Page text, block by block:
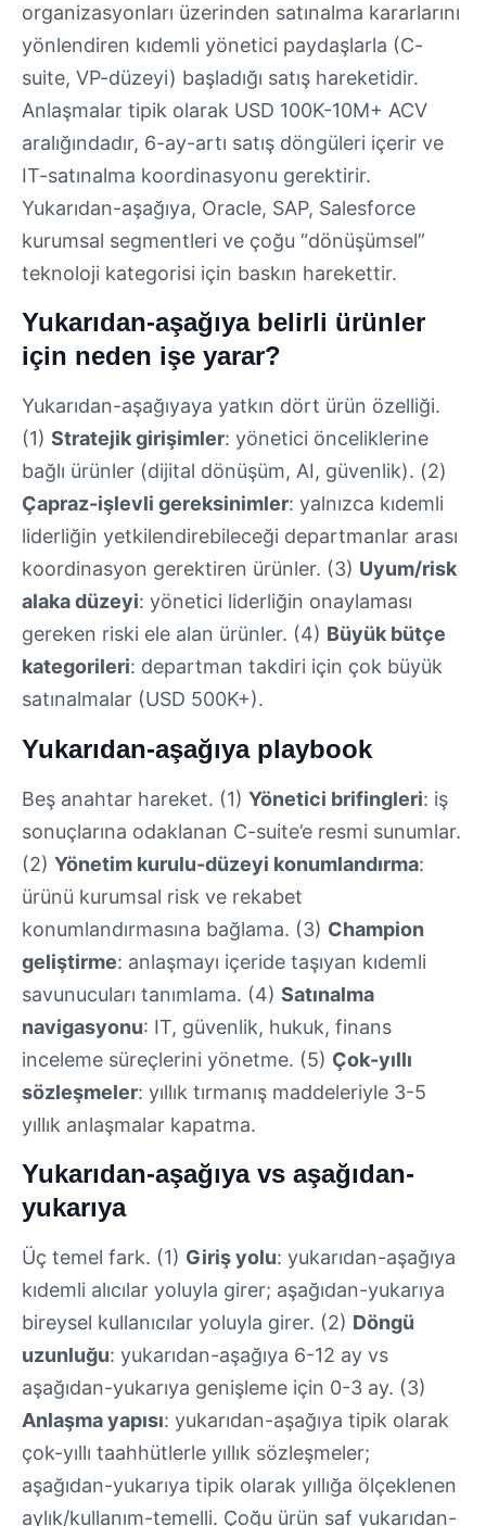
organizasyonları üzerinden satınalma kararlarını
yönlendiren kıdemli yönetici paydaşlarla (C-
suite, VP-düzeyi) başladığı satış hareketidir.
Anlaşmalar tipik olarak USD 100K-10M+ ACV
aralığındadır, 6-ay-artı satış döngüleri içerir ve
IT-satınalma koordinasyonu gerektirir.
Yukarıdan-aşağıya, Oracle, SAP, Salesforce
kurumsal segmentleri ve çoğu “dönüşümsel”
teknoloji kategorisi için baskın harekettir.
Yukarıdan-aşağıya belirli ürünler
için neden işe yarar?
Yukarıdan-aşağıyaya yatkın dört ürün özelliği.
(1) Stratejik girişimler: yönetici önceliklerine
bağlı ürünler (dijital dönüşüm, AI, güvenlik). (2)
Çapraz-işlevli gereksinimler: yalnızca kıdemli
liderliğin yetkilendirebileceği departmanlar arası
koordinasyon gerektiren ürünler. (3) Uyum/risk
alaka düzeyi: yönetici liderliğin onaylaması
gereken riski ele alan ürünler. (4) Büyük bütçe
kategorileri: departman takdiri için çok büyük
satınalmalar (USD 500K+).
Yukarıdan-aşağıya playbook
Beş anahtar hareket. (1) Yönetici brifingleri: iş
sonuçlarına odaklanan C-suite’e resmi sunumlar.
(2) Yönetim kurulu-düzeyi konumlandırma:
ürünü kurumsal risk ve rekabet
konumlandırmasına bağlama. (3) Champion
geliştirme: anlaşmayı içeride taşıyan kıdemli
savunucuları tanımlama. (4) Satınalma
navigasyonu: IT, güvenlik, hukuk, finans
inceleme süreçlerini yönetme. (5) Çok-yıllı
sözleşmeler: yıllık tırmanış maddeleriyle 3-5
yıllık anlaşmalar kapatma.
Yukarıdan-aşağıya vs aşağıdan-
yukarıya
Üç temel fark. (1) Giriş yolu: yukarıdan-aşağıya
kıdemli alıcılar yoluyla girer; aşağıdan-yukarıya
bireysel kullanıcılar yoluyla girer. (2) Döngü
uzunluğu: yukarıdan-aşağıya 6-12 ay vs
aşağıdan-yukarıya genişleme için 0-3 ay. (3)
Anlaşma yapısı: yukarıdan-aşağıya tipik olarak
çok-yıllı taahhütlerle yıllık sözleşmeler;
aşağıdan-yukarıya tipik olarak yıllığa ölçeklenen
aylık/kullanım-temelli. Çoğu ürün saf yukarıdan-